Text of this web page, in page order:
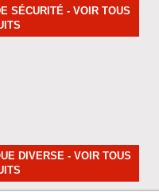
SÉCURITÉ - VOIR TOUS
DIVERSE - VOIR TOUS